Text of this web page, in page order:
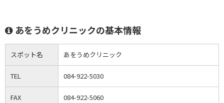
あをうめクリニックの基本情報
スポット名 あをうめクリニック
TEL 084-922-5030
FAX 084-922-5060